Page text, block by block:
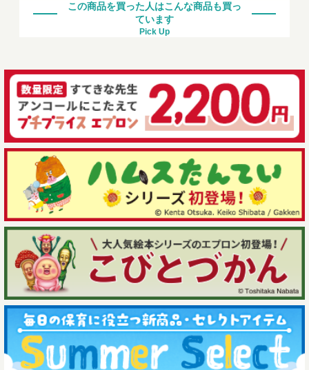
この商品を買った人はこんな商品も買っ
ています
Pick Up